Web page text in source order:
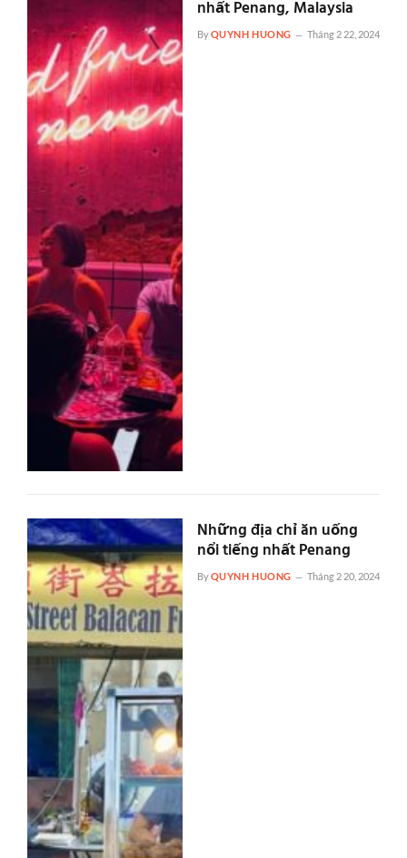
nhất Penang, Malaysia
ByQUYNH HUONG Tháng 2 22, 2024
Những địa chỉ ăn uống
nổi tiếng nhất Penang
ByQUYNH HUONG Tháng 2 20, 2024